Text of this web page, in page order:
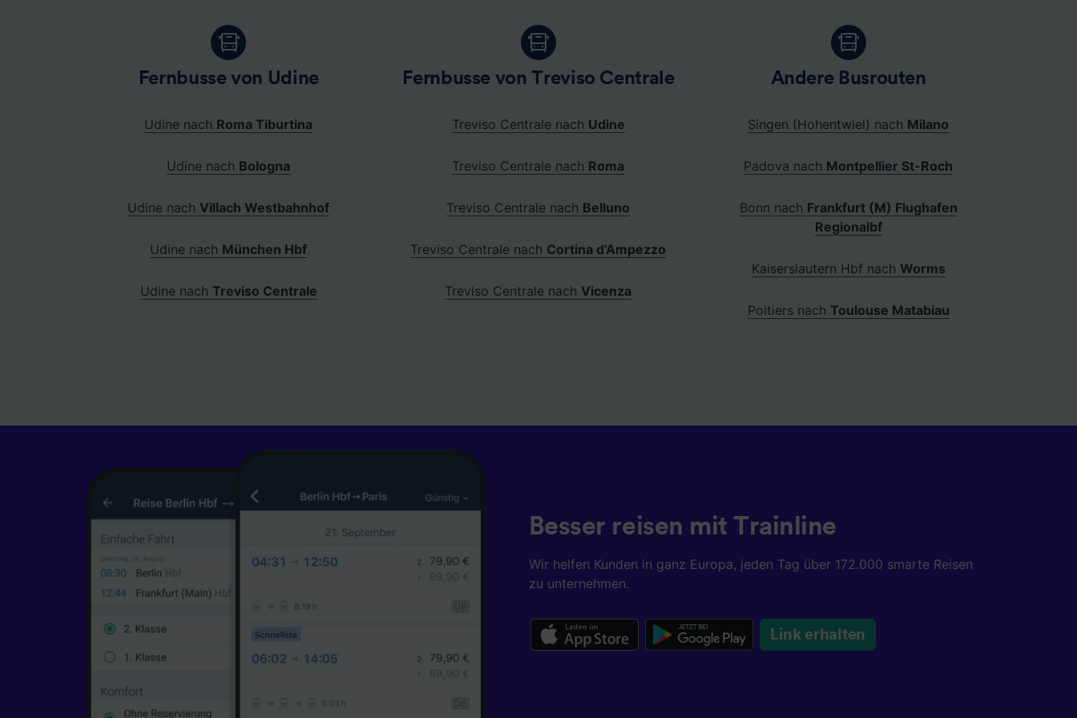
Fernbusse von Udine
Udine nach Roma Tiburtina
Udine nach Bologna
Udine nach Villach Westbahnhof
Udine nach München Hbf
Udine nach Treviso Centrale
Fernbusse von Treviso Centrale
Treviso Centrale nach Udine
Treviso Centrale nach Roma
Treviso Centrale nach Belluno
Treviso Centrale nach Cortina d’Ampezzo
Treviso Centrale nach Vicenza
Andere Busrouten
Singen (Hohentwiel) nach Milano
Padova nach Montpellier St-Roch
Bonn nach Frankfurt (M) Flughafen
Regionalbf
Kaiserslautern Hbf nach Worms
Poitiers nach Toulouse Matabiau
Besser reisen mit Trainline
Wir helfen Kunden in ganz Europa, jeden Tag über 172.000 smarte Reisen
zu unternehmen.
Link erhalten